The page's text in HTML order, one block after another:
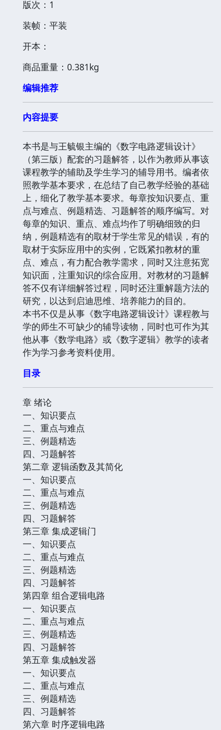
版次：1
装帧：平装
开本：
商品重量：0.381kg
编辑推荐
内容提要
本书是与王毓银主编的《数字电路逻辑设计》
（第三版）配套的习题解答，以作为教师从事该
课程教学的辅助及学生学习的辅导用书。编者依
照教学基本要求，在总结了自己教学经验的基础
上，细化了教学基本要求。每章按知识要点、重
点与难点、例题精选、习题解答的顺序编写。对
每章的知识、重点、难点均作了明确细致的归
纳，例题精选有的取材于学生常见的错误，有的
取材于实际应用中的实例，它既紧扣教材的重
点、难点，有力配合教学需求，同时又注意拓宽
知识面，注重知识的综合应用。对教材的习题解
答不仅有详细解答过程，同时还注重解题方法的
研究，以达到启迪思维、培养能力的目的。
本书不仅是从事《数字电路逻辑设计》课程教与
学的师生不可缺少的辅导读物，同时也可作为其
他从事《数学电路》或《数字逻辑》教学的读者
作为学习参考资料使用。
目录
章 绪论
一、知识要点
二、重点与难点
三、例题精选
四、习题解答
第二章 逻辑函数及其简化
一、知识要点
二、重点与难点
三、例题精选
四、习题解答
第三章 集成逻辑门
一、知识要点
二、重点与难点
三、例题精选
四、习题解答
第四章 组合逻辑电路
一、知识要点
二、重点与难点
三、例题精选
四、习题解答
第五章 集成触发器
一、知识要点
二、重点与难点
三、例题精选
四、习题解答
第六章 时序逻辑电路